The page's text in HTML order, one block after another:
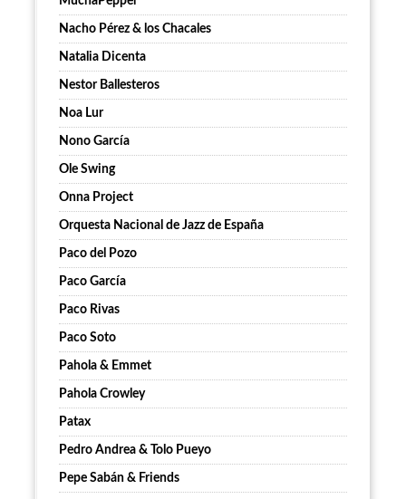
Nacho Pérez & los Chacales
Natalia Dicenta
Nestor Ballesteros
Noa Lur
Nono García
Ole Swing
Onna Project
Orquesta Nacional de Jazz de España
Paco del Pozo
Paco García
Paco Rivas
Paco Soto
Pahola & Emmet
Pahola Crowley
Patax
Pedro Andrea & Tolo Pueyo
Pepe Sabán & Friends